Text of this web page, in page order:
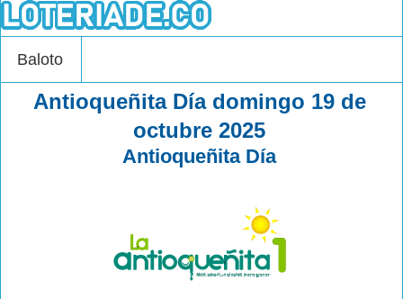
Baloto
Antioqueñita Día domingo 19 de
octubre 2025
Antioqueñita Día